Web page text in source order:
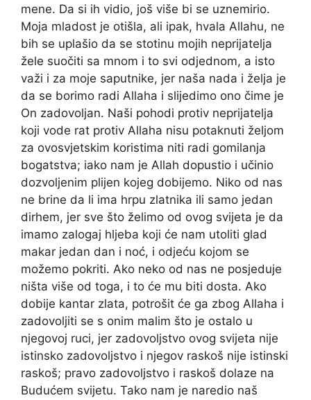
mene. Da si ih vidio, još više bi se uznemirio.
Moja mladost je otišla, ali ipak, hvala Allahu, ne
bih se uplašio da se stotinu mojih neprijatelja
žele suočiti sa mnom i to svi odjednom, a isto
važi i za moje saputnike, jer naša nada i želja je
da se borimo radi Allaha i slijedimo ono čime je
On zadovoljan. Naši pohodi protiv neprijatelja
koji vode rat protiv Allaha nisu potaknuti željom
za ovosvjetskim koristima niti radi gomilanja
bogatstva; iako nam je Allah dopustio i učinio
dozvoljenim plijen kojeg dobijemo. Niko od nas
ne brine da li ima hrpu zlatnika ili samo jedan
dirhem, jer sve što želimo od ovog svijeta je da
imamo zalogaj hljeba koji će nam utoliti glad
makar jedan dan i noć, i odjeću kojom se
možemo pokriti. Ako neko od nas ne posjeduje
ništa više od toga, i to će mu biti dosta. Ako
dobije kantar zlata, potrošit će ga zbog Allaha i
zadovoljiti se s onim malim što je ostalo u
njegovoj ruci, jer zadovoljstvo ovog svijeta nije
istinsko zadovoljstvo i njegov raskoš nije istinski
raskoš; pravo zadovoljstvo i raskoš dolaze na
Budućem svijetu. Tako nam je naredio naš